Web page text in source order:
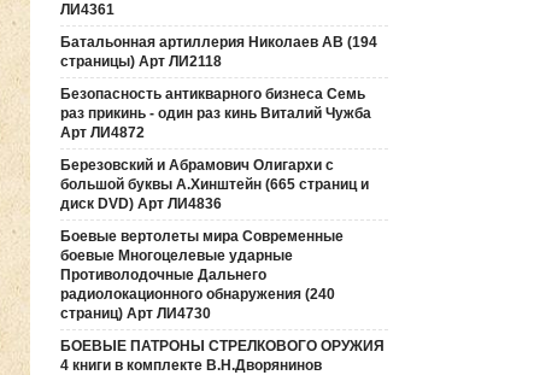
ЛИ4361
Батальонная артиллерия Николаев АВ (194
страницы) Арт ЛИ2118
Безопасность антикварного бизнеса Семь
раз прикинь - один раз кинь Виталий Чужба
Арт ЛИ4872
Березовский и Абрамович Олигархи с
большой буквы А.Хинштейн (665 страниц и
диск DVD) Арт ЛИ4836
Боевые вертолеты мира Современные
боевые Многоцелевые ударные
Противолодочные Дальнего
радиолокационного обнаружения (240
страниц) Арт ЛИ4730
БОЕВЫЕ ПАТРОНЫ СТРЕЛКОВОГО ОРУЖИЯ
4 книги в комплекте В.Н.Дворянинов